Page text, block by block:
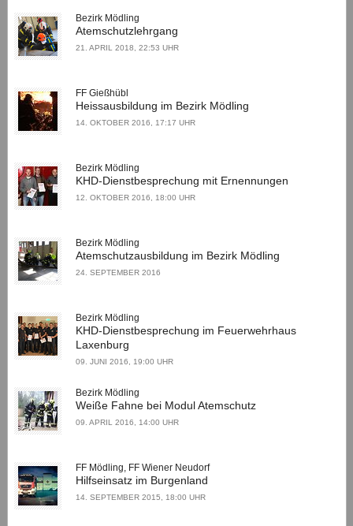
Bezirk Mödling
Atemschutzlehrgang
21. APRIL 2018, 22:53 UHR
FF Gießhübl
Heissausbildung im Bezirk Mödling
14. OKTOBER 2016, 17:17 UHR
Bezirk Mödling
KHD-Dienstbesprechung mit Ernennungen
12. OKTOBER 2016, 18:00 UHR
Bezirk Mödling
Atemschutzausbildung im Bezirk Mödling
24. SEPTEMBER 2016
Bezirk Mödling
KHD-Dienstbesprechung im Feuerwehrhaus
Laxenburg
09. JUNI 2016, 19:00 UHR
Bezirk Mödling
Weiße Fahne bei Modul Atemschutz
09. APRIL 2016, 14:00 UHR
FF Mödling, FF Wiener Neudorf
Hilfseinsatz im Burgenland
14. SEPTEMBER 2015, 18:00 UHR